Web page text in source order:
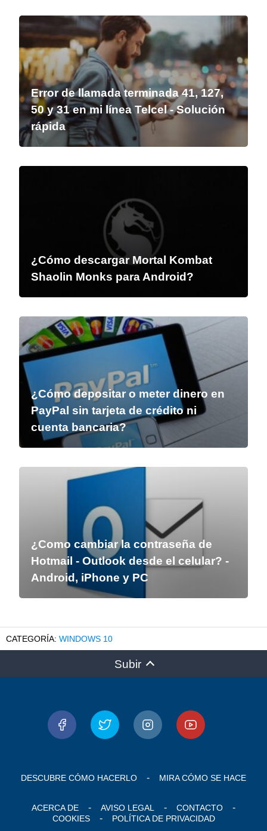
Error de llamada terminada 41, 127,
50 y 31 en mi línea Telcel - Solución
rápida
¿Cómo descargar Mortal Kombat
Shaolin Monks para Android?
¿Cómo depositar o meter dinero en
PayPal sin tarjeta de crédito ni
cuenta bancaria?
¿Como cambiar la contraseña de
Hotmail - Outlook desde el celular? -
Android, iPhone y PC
WINDOWS 10
Subir
DESCUBRE CÓMO HACERLO MIRA CÓMO SE HACE
ACERCA DE AVISO LEGAL
CONTACTO
COOKIES
POLÍTICA DE PRIVACIDAD